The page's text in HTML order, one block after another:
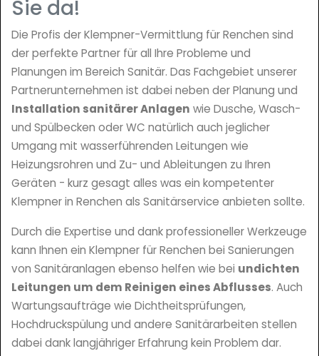
Sie da!
Die Profis der Klempner-Vermittlung für Renchen sind
der perfekte Partner für all Ihre Probleme und
Planungen im Bereich Sanitär. Das Fachgebiet unserer
Partnerunternehmen ist dabei neben der Planung und
Installation sanitärer Anlagen wie Dusche, Wasch-
und Spülbecken oder WC natürlich auch jeglicher
Umgang mit wasserführenden Leitungen wie
Heizungsrohren und Zu- und Ableitungen zu Ihren
Geräten - kurz gesagt alles was ein kompetenter
Klempner in Renchen als Sanitärservice anbieten sollte.
Durch die Expertise und dank professioneller Werkzeuge
kann Ihnen ein Klempner für Renchen bei Sanierungen
von Sanitäranlagen ebenso helfen wie bei undichten
Leitungen um dem Reinigen eines Abflusses. Auch
Wartungsaufträge wie Dichtheitsprüfungen,
Hochdruckspülung und andere Sanitärarbeiten stellen
dabei dank langjähriger Erfahrung kein Problem dar.